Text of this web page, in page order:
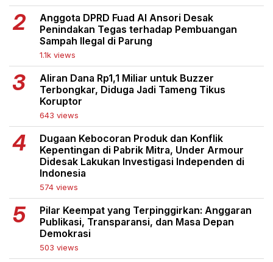
Anggota DPRD Fuad Al Ansori Desak
Penindakan Tegas terhadap Pembuangan
Sampah Ilegal di Parung
1.1k views
Aliran Dana Rp1,1 Miliar untuk Buzzer
Terbongkar, Diduga Jadi Tameng Tikus
Koruptor
643 views
Dugaan Kebocoran Produk dan Konflik
Kepentingan di Pabrik Mitra, Under Armour
Didesak Lakukan Investigasi Independen di
Indonesia
574 views
Pilar Keempat yang Terpinggirkan: Anggaran
Publikasi, Transparansi, dan Masa Depan
Demokrasi
503 views